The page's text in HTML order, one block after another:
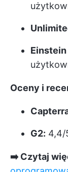
Einstein
Oceny i
G2: 4,4/
➡️ Czytaj